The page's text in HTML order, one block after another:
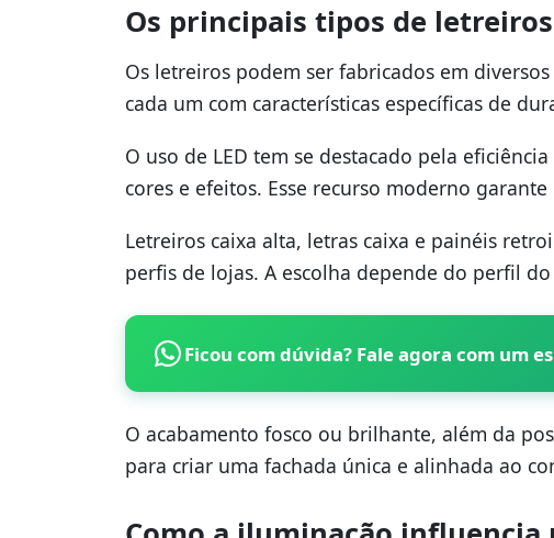
Os principais tipos de
Os letreiros podem ser fabricados em
cada um com características específicas de
O uso de LED tem se destacado pela
cores e efeitos. Esse recurso moderno garante
Letreiros caixa alta, letras caixa e painéis
perfis de lojas. A escolha depende do perfil
Ficou com dúvida? Fale agora com um
O acabamento fosco ou brilhante, além da
para criar uma fachada única e alinhada ao